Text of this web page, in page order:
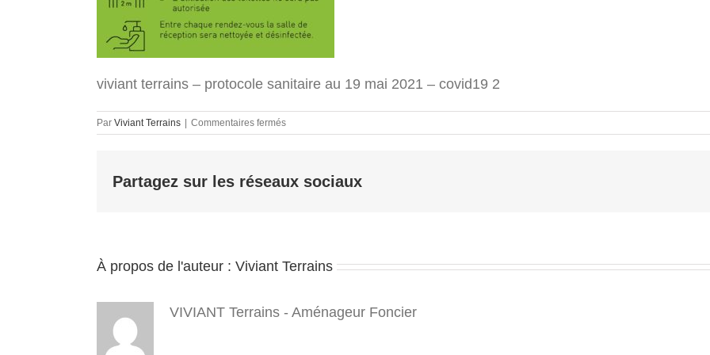
viviant terrains – protocole sanitaire au 19 mai 2021 – covid19 2
Par Viviant Terrains Commentaires ferméssur
viviant
protocole
–
Partagez sur les réseaux sociaux
À propos de l'auteur : Viviant Terrains
VIVIANT Terrains - Aménageur Foncier